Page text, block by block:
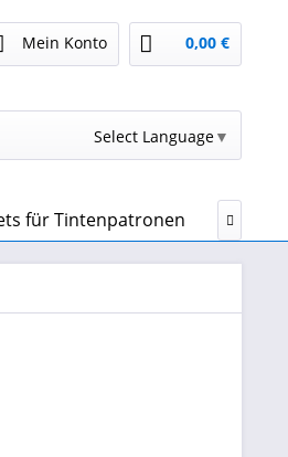
Mein Konto 0,00 €
Select Language▼
für Tintenpatronen 